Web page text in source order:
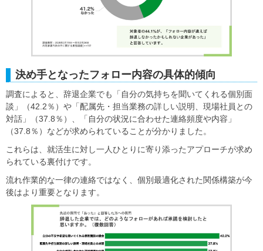
決め手となったフォロー内容の具体的傾向
調査によると、辞退企業でも「自分の気持ちを聞いてくれる個別面
談」（42.2％）や「配属先・担当業務の詳しい説明、現場社員との
対話」（37.8％）、「自分の状況に合わせた連絡頻度や内容」
（37.8％）などが求められていることが分かりました。
これらは、就活生に対し一人ひとりに寄り添ったアプローチが求め
られている裏付けです。
流れ作業的な一律の連絡ではなく、個別最適化された関係構築が今
後はより重要となります。